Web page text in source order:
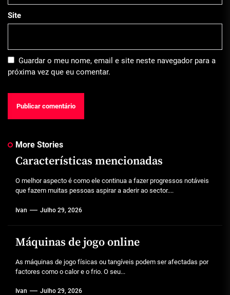
Site
Guardar o meu nome, email e site neste navegador para a
próxima vez que eu comentar.
More Stories
Características mencionadas
O melhor aspecto é como ele continua a fazer progressos notáveis
que fazem muitas pessoas aspirar a aderir ao sector....
Ivan Julho 29, 2026
Máquinas de jogo online
As máquinas de jogo físicas ou tangíveis podem ser afectadas por
factores como o calor e o frio. O seu...
Ivan Julho 29, 2026